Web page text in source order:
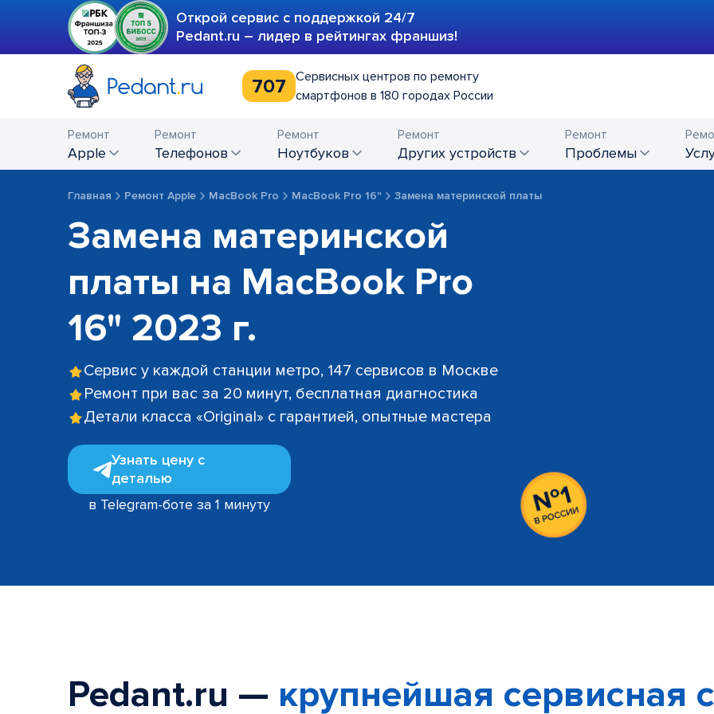
Открой сервис с поддержкой 24/7
Pedant.ru – лидер в рейтингах франшиз!
707
Сервисных центров по ремонту
смартфонов в 180 городах России
Ремонт
Apple
Ремонт
телефонов
Ремонт
ноутбуков
Ремонт
других устройств
Ремонт
проблемы
Главная Ремонт Apple MacBook Pro MacBook Pro 16" Замена материнской платы
Замена материнской
платы на MacBook Pro
16" 2023 г.
Сервис у каждой станции метро, 147 сервисов в Москве
Ремонт при вас за 20 минут, бесплатная диагностика
Детали класса «Original» с гарантией, опытные мастера
Узнать цену с
деталью
в Telegram-боте за 1 минуту
Pedant.ru — крупнейшая сервисная